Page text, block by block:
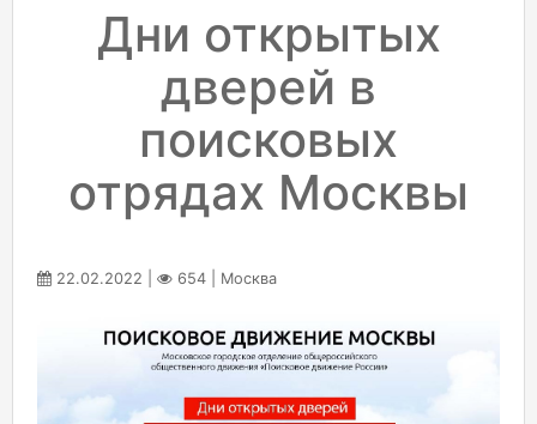
Дни открытых
дверей в
поисковых
отрядах Москвы
22.02.2022 | 654 | Москва